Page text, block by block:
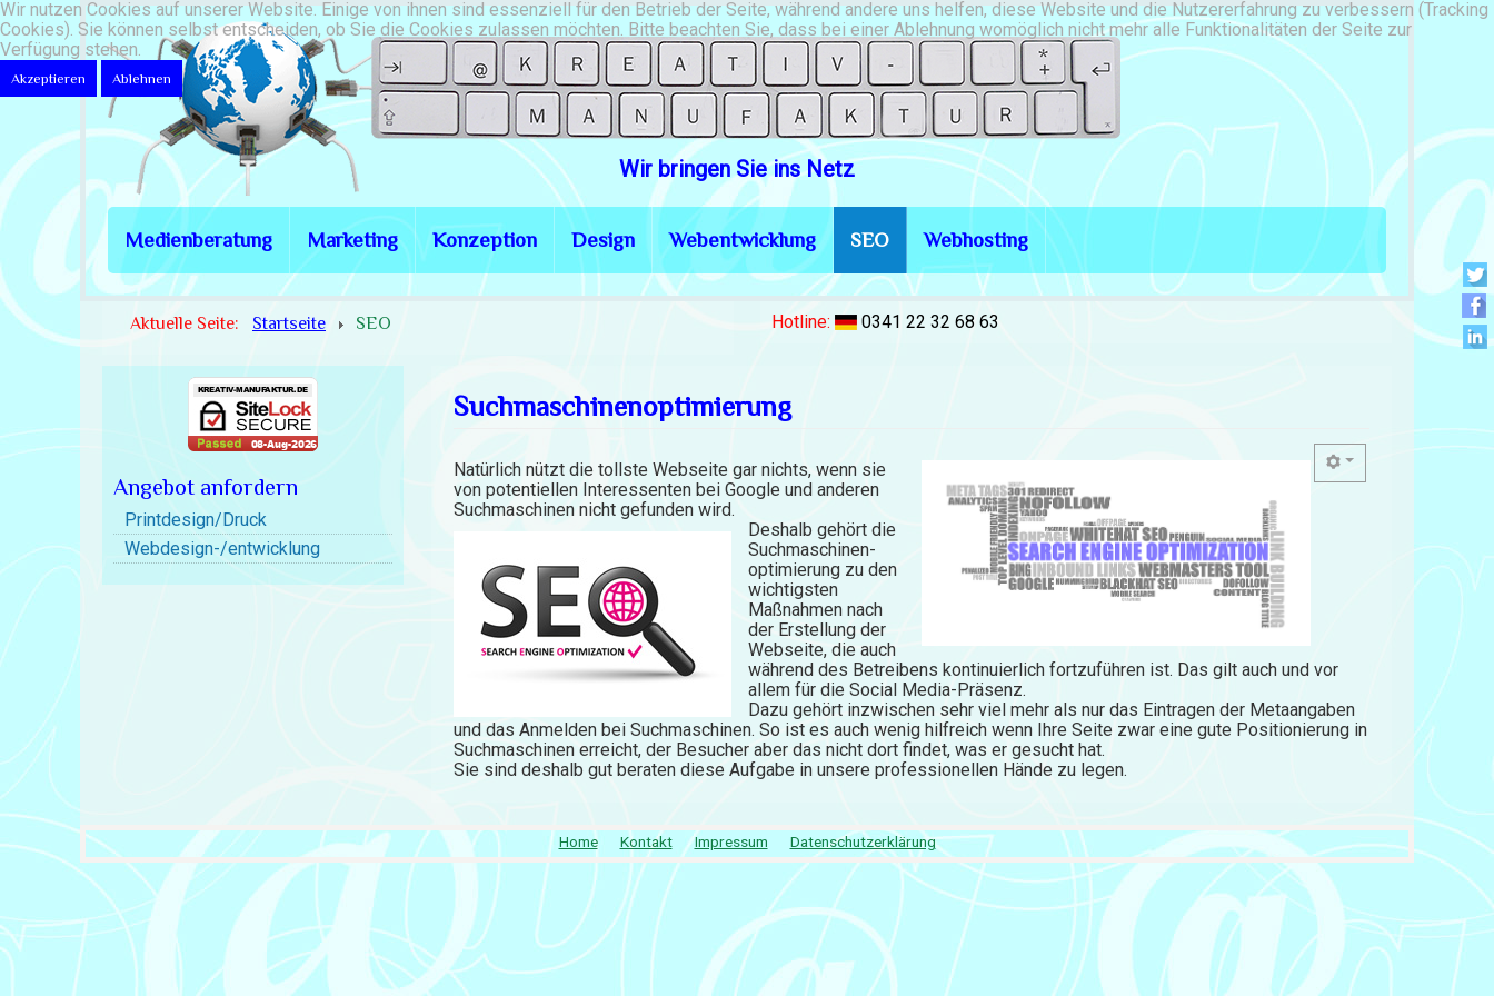
Wir bringen Sie ins Netz
Medienberatung Marketing Konzeption Design Webentwicklung SEO Webhosting
Aktuelle Seite: Startseite SEO Hotline: 0341 22 32 68 63
Angebot anfordern
Printdesign/Druck
Webdesign-/entwicklung
Suchmaschinenoptimierung
Natürlich nützt die tollste Webseite gar nichts, wenn sie
von potentiellen Interessenten bei Google und anderen
Suchmaschinen nicht gefunden wird.
Deshalb gehört die
Suchmaschinen-
optimierung zu den
wichtigsten
Maßnahmen nach
der Erstellung der
Webseite, die auch
während des Betreibens kontinuierlich fortzuführen ist. Das gilt auch und vor
allem für die Social Media-Präsenz.
Dazu gehört inzwischen sehr viel mehr als nur das Eintragen der Metaangaben
und das Anmelden bei Suchmaschinen. So ist es auch wenig hilfreich wenn Ihre Seite zwar eine gute Positionierung in
Suchmaschinen erreicht, der Besucher aber das nicht dort findet, was er gesucht hat.
Sie sind deshalb gut beraten diese Aufgabe in unsere professionellen Hände zu legen.
Home Kontakt Impressum Datenschutzerklärung
Wir nutzen Cookies auf unserer Website. Einige von ihnen sind essenziell für den Betrieb der Seite, während andere uns helfen, diese Website und die Nutzererfahrung zu verbessern (Tracking
Cookies). Sie können selbst entscheiden, ob Sie die Cookies zulassen möchten. Bitte beachten Sie, dass bei einer Ablehnung womöglich nicht mehr alle Funktionalitäten der Seite zur
Verfügung stehen.
Akzeptieren Ablehnen